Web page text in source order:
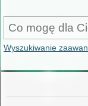
Wyszukiwanie